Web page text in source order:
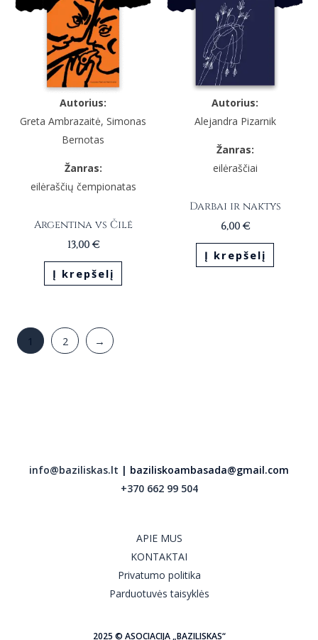
Autorius:
Greta Ambrazaitė, Simonas
Bernotas
Žanras:
eilėraščių čempionatas
Argentina vs Čilė
13,00 €
Į krepšelį
Autorius:
Alejandra Pizarnik
Žanras:
eilėraščiai
Darbai ir naktys
6,00 €
Į krepšelį
1 2 →
info@baziliskas.lt | baziliskoambasada@gmail.com
+370 662 99 504
APIE MUS
KONTAKTAI
Privatumo politika
Parduotuvės taisyklės
2025 © ASOCIACIJA „BAZILISKAS“